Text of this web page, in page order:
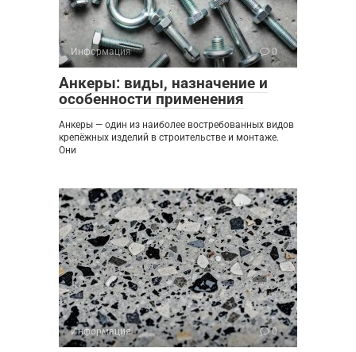
Информация 0
Анкеры: виды, назначение и
особенности применения
Анкеры — один из наиболее востребованных видов
крепёжных изделий в строительстве и монтаже.
Они
Информация 0